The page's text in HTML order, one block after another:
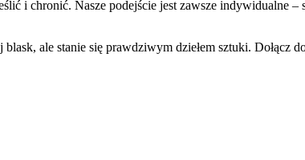
i chronić. Nasze podejście jest zawsze indywidualne –
ale stanie się prawdziwym dziełem sztuki. Dołącz